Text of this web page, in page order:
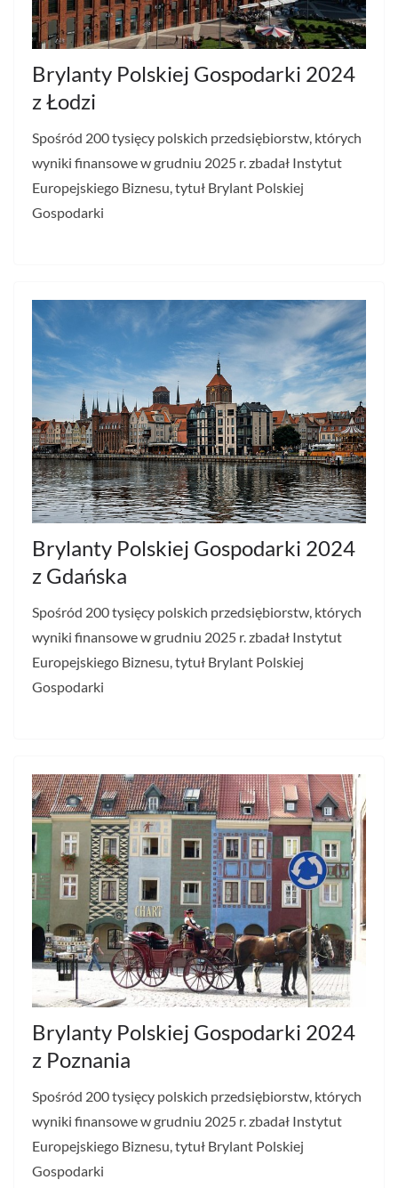
Brylanty Polskiej Gospodarki 2024
z Łodzi
Spośród 200 tysięcy polskich przedsiębiorstw, których
wyniki finansowe w grudniu 2025 r. zbadał Instytut
Europejskiego Biznesu, tytuł Brylant Polskiej
Gospodarki
Brylanty Polskiej Gospodarki 2024
z Gdańska
Spośród 200 tysięcy polskich przedsiębiorstw, których
wyniki finansowe w grudniu 2025 r. zbadał Instytut
Europejskiego Biznesu, tytuł Brylant Polskiej
Gospodarki
Brylanty Polskiej Gospodarki 2024
z Poznania
Spośród 200 tysięcy polskich przedsiębiorstw, których
wyniki finansowe w grudniu 2025 r. zbadał Instytut
Europejskiego Biznesu, tytuł Brylant Polskiej
Gospodarki